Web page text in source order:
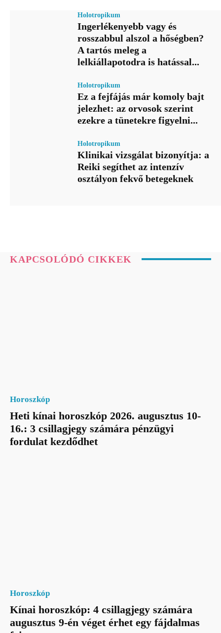
Holotropikum
Ingerlékenyebb vagy és
rosszabbul alszol a hőségben?
A tartós meleg a
lelkiállapotodra is hatással...
Holotropikum
Ez a fejfájás már komoly bajt
jelezhet: az orvosok szerint
ezekre a tünetekre figyelni...
Holotropikum
Klinikai vizsgálat bizonyítja: a
Reiki segíthet az intenzív
osztályon fekvő betegeknek
KAPCSOLÓDÓ CIKKEK
Horoszkóp
Heti kínai horoszkóp 2026. augusztus 10-
16.: 3 csillagjegy számára pénzügyi
fordulat kezdődhet
Horoszkóp
Kínai horoszkóp: 4 csillagjegy számára
augusztus 9-én véget érhet egy fájdalmas